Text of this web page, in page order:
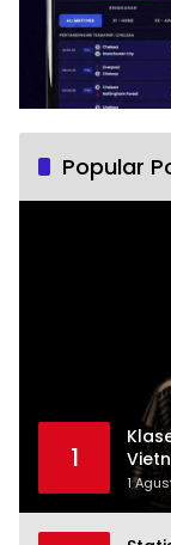
Popular
1
1